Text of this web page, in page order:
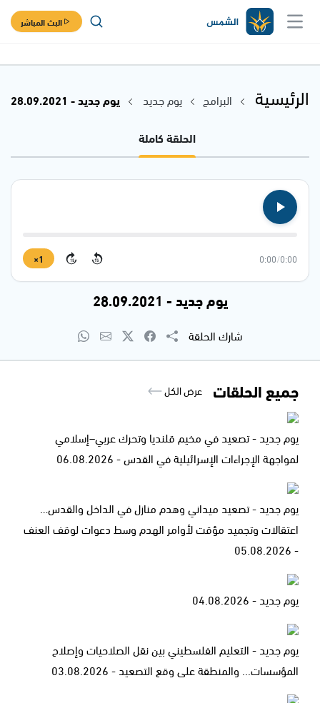
البث المباشر
الرئيسية البرامج يوم جديد
يوم جديد - 28.09.2021
الحلقة كاملة
0:00
/
0:00
15
15
1×
يوم جديد - 28.09.2021
شارك الحلقة
جميع الحلقات عرض الكل
يوم جديد - تصعيد في مخيم قلنديا وتحرك عربي–إسلامي
لمواجهة الإجراءات الإسرائيلية في القدس - 06.08.2026
يوم جديد - تصعيد ميداني وهدم منازل في الداخل والقدس…
اعتقالات وتجميد مؤقت لأوامر الهدم وسط دعوات لوقف العنف
- 05.08.2026
يوم جديد - 04.08.2026
يوم جديد - التعليم الفلسطيني بين نقل الصلاحيات وإصلاح
المؤسسات... والمنطقة على وقع التصعيد - 03.08.2026